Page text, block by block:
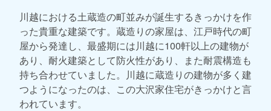
川越における土蔵造の町並みが誕生するきっかけを作
った貴重な建築です。蔵造りの家屋は、江戸時代の町
屋から発達し、最盛期には川越に100軒以上の建物が
あり、耐火建築として防火性があり、また耐震構造も
持ち合わせていました。川越に蔵造りの建物が多く建
つようになったのは、この大沢家住宅がきっかけと言
われています。